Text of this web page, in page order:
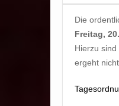
Die
Freitag,
Hierzu
ergeht